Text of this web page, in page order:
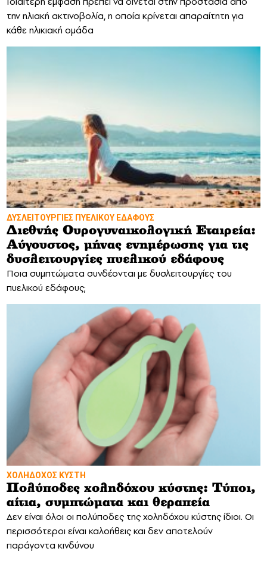
την ηλιακή ακτινοβολία, η οποία κρίνεται απαραίτητη για
κάθε ηλικιακή ομάδα
ΔΥΣΛΕΙΤΟΥΡΓΙΕΣ ΠΥΕΛΙΚΟΥ ΕΔΑΦΟΥΣ
Διεθνής Ουρογυναικολογική Εταιρεία:
Αύγουστος, μήνας ενημέρωσης για τις
δυσλειτουργίες πυελικού εδάφους
Ποια συμπτώματα συνδέονται με δυσλειτουργίες του
πυελικού εδάφους;
ΧΟΛΗΔΟΧΟΣ ΚΥΣΤΗ
Πολύποδες χοληδόχου κύστης: Τύποι,
αίτια, συμπτώματα και θεραπεία
Δεν είναι όλοι οι πολύποδες της χοληδόχου κύστης ίδιοι. Οι
περισσότεροι είναι καλοήθεις και δεν αποτελούν
παράγοντα κινδύνου